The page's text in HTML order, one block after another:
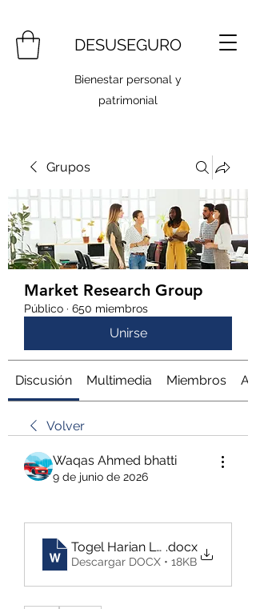
DESUSEGURO
Bienestar personal y
patrimonial
Grupos
Market Research Group
Público · 650 miembros
Unirse
Discusión Multimedia Miembros
Volver
Waqas Ahmed bhatti
9 de junio de 2026
Togel Harian Login Dewatogel
.docx
Descargar DOCX • 18KB